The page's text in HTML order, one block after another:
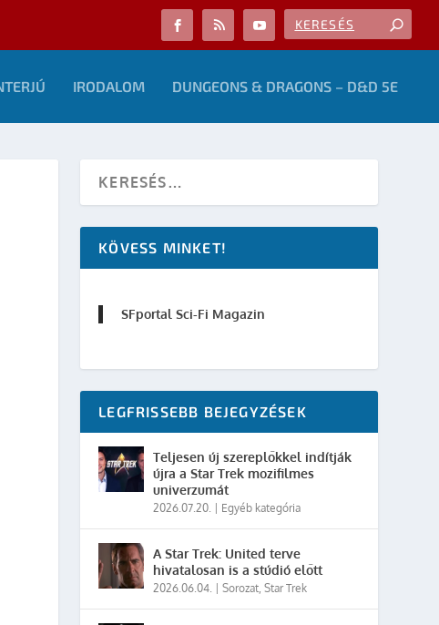
IRODALOM DUNGEONS & DRAGONS – D&D 5E
KÖVESS MINKET!
SFportal Sci-Fi Magazin
LEGFRISSEBB BEJEGYZÉSEK
Teljesen új szereplőkkel indítják
újra a Star Trek mozifilmes
univerzumát
2026.07.20. Egyéb kategória
A Star Trek: United terve
hivatalosan is a stúdió előtt
2026.06.04. |Sorozat,Star Trek